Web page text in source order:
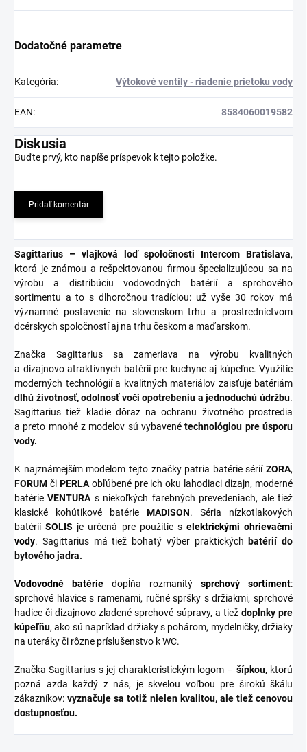
Dodatočné parametre
Kategória: Výtokové ventily - riadenie prietoku vody
EAN: 8584060019582
Diskusia
Buďte prvý, kto napíše príspevok k tejto položke.
Pridať komentár
Sagittarius – vlajková loď spoločnosti Intercom Bratislava,
ktorá je známou a rešpektovanou firmou špecializujúcou sa na
výrobu a distribúciu vodovodných batérií a sprchového
sortimentu a to s dlhoročnou tradíciou: už vyše 30 rokov má
významné postavenie na slovenskom trhu a prostredníctvom
dcérskych spoločností aj na trhu českom a maďarskom.
Značka Sagittarius sa zameriava na výrobu kvalitných
a dizajnovo atraktívnych batérií pre kuchyne aj kúpeľne. Využitie
moderných technológií a kvalitných materiálov zaisťuje batériám
dlhú životnosť, odolnosť voči opotrebeniu a jednoduchú údržbu.
Sagittarius tiež kladie dôraz na ochranu životného prostredia
a preto mnohé z modelov sú vybavenétechnológiou pre úsporu
vody.
K najznámejším modelom tejto značky patria batérie sérií ZORA,
FORUM či PERLAobľúbené pre ich oku lahodiaci dizajn, moderné
batérieVENTURAs niekoľkých farebných prevedeniach, ale tiež
klasické kohútikové batérie MADISON. Séria nízkotlakových
batériíSOLIS je určená pre použitie s elektrickými ohrievačmi
vody. Sagittarius má tiež bohatý výber praktických batérií do
bytového jadra.
Vodovodné batérie dopĺňa rozmanitý sprchový sortiment:
sprchové hlavice s ramenami, ručné spršky s držiakmi, sprchové
hadice či dizajnovo zladené sprchové súpravy, a tiež doplnky pre
kúpeľňu, ako sú napríklad držiaky s pohárom, mydelničky, držiaky
na uteráky či rôzne príslušenstvo k WC.
Značka Sagittarius s jej charakteristickým logom – šípkou, ktorú
pozná azda každý z nás, je skvelou voľbou pre širokú škálu
zákazníkov:vyznačuje sa totiž nielen kvalitou, ale tiež cenovou
dostupnosťou.